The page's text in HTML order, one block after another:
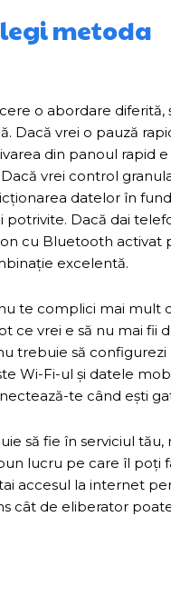
metoda
o abordare diferită,
Dacă vrei o pauză
din panoul rapid e
vrei control
datelor în
potrivite. Dacă dai
cu Bluetooth activat
excelentă.
te complici mai mult
ce vrei e să nu mai fii
trebuie să
Wi-Fi-ul și datele
te când ești
să fie în serviciul tău,
lucru pe care îl poți
accesul la internet
cât de eliberator